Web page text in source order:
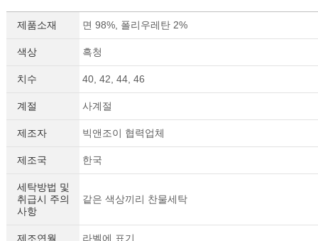
제품소재 면 98%, 폴리우레탄 2%
색상 흑청
치수 40, 42, 44, 46
계절 사계절
제조자 빅앤조이 협력업체
제조국 한국
세탁방법 및
취급시 주의
사항
같은 색상끼리 찬물세탁
제조연월 라벨에 표기